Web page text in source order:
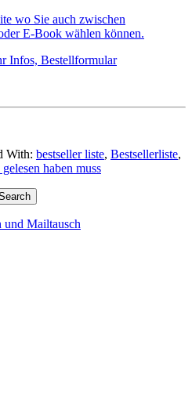
wo Sie auch zwischen
E-Book wählen können.
Infos, Bestellformular
With: bestseller liste, Bestsellerliste,
haben muss